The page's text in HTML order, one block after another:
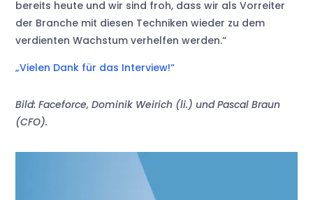
bereits heute und wir sind froh, dass wir als Vorreiter
der Branche mit diesen Techniken wieder zu dem
verdienten Wachstum verhelfen werden.“
„Vielen Dank für das Interview!“
Bild: Faceforce, Dominik Weirich (li.) und Pascal Braun
(CFO).